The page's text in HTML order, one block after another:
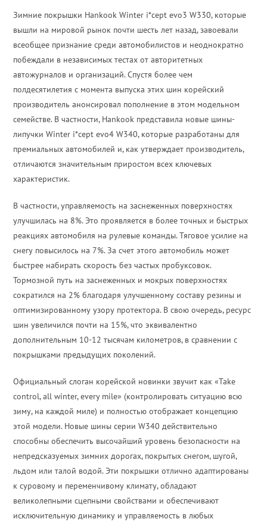
Зимние покрышки Hankook Winter i*cept evo3 W330, которые
вышли на мировой рынок почти шесть лет назад, завоевали
всеобщее признание среди автомобилистов и неоднократно
побеждали в независимых тестах от авторитетных
автожурналов и организаций. Спустя более чем
полдесятилетия с момента выпуска этих шин корейский
производитель анонсировал пополнение в этом модельном
семействе. В частности, Hankook представила новые шины-
липучки Winter i*cept evo4 W340, которые разработаны для
премиальных автомобилей и, как утверждает производитель,
отличаются значительным приростом всех ключевых
характеристик.
В частности, управляемость на заснеженных поверхностях
улучшилась на 8%. Это проявляется в более точных и быстрых
реакциях автомобиля на рулевые команды. Тяговое усилие на
снегу повысилось на 7%. За счет этого автомобиль может
быстрее набирать скорость без частых пробуксовок.
Тормозной путь на заснеженных и мокрых поверхностях
сократился на 2% благодаря улучшенному составу резины и
оптимизированному узору протектора. В свою очередь, ресурс
шин увеличился почти на 15%, что эквивалентно
дополнительным 10-12 тысячам километров, в сравнении с
покрышками предыдущих поколений.
Официальный слоган корейской новинки звучит как «Take
control, all winter, every mile» (контролировать ситуацию всю
зиму, на каждой миле) и полностью отображает концепцию
этой модели. Новые шины серии W340 действительно
способны обеспечить высочайший уровень безопасности на
непредсказуемых зимних дорогах, покрытых снегом, шугой,
льдом или талой водой. Эти покрышки отлично адаптированы
к суровому и переменчивому климату, обладают
великолепными сцепными свойствами и обеспечивают
исключительную динамику и управляемость в любых